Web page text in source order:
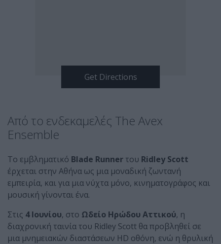
Από το ενδεκαμελές The Avex
Ensemble
Το εμβληματικό Blade Runner του Ridley Scott
έρχεται στην Αθήνα ως μια μοναδική ζωντανή
εμπειρία, και για μια νύχτα μόνο, κινηματογράφος και
μουσική γίνονται ένα.
Στις 4 Ιουνίου, στο Ωδείο Ηρώδου Αττικού, η
διαχρονική ταινία του Ridley Scott θα προβληθεί σε
μια μνημειακών διαστάσεων HD οθόνη, ενώ η θρυλική